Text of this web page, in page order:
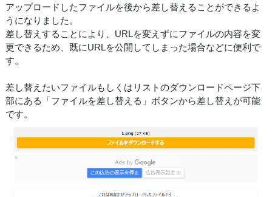
アップロードしたファイルを後から差し替えることができるよ
うになりました。
差し替えすることにより、URLを変えずにファイルの内容を変
更できるため、既にURLを公開してしまった場合などに便利で
す。
差し替えたいファイルもしくはリストのダウンロードページ下
部にある「ファイルを差し替える」ボタンから差し替えが可能
です。